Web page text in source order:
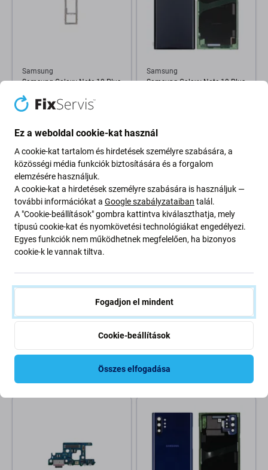
Samsung
Samsung Galaxy Note 10 Plus
Black) - GH98-44506A Genuine
Service Pack
Samsung
Samsung Galaxy Note 10 Plus
RENDELÉSRE
N970F, 10 Plus N975F -
Érintőceruzák (Silver) - GH82-
Samsung
N975F - Hátlapi Kameralencse
Üveg
Ez a weboldal cookie-kat használ
A cookie-kat tartalom és hirdetések személyre szabására, a
közösségi média funkciók biztosítására és a forgalom
elemzésére használjuk.
A cookie-kat a hirdetések személyre szabására is használjuk —
további információkat a Google szabályzataiban talál.
A "Cookie-beállítások" gombra kattintva kiválaszthatja, mely
típusú cookie-kat és nyomkövetési technológiákat engedélyezi.
Egyes funkciók nem működhetnek megfelelően, ha bizonyos
cookie-k le vannak tiltva.
Fogadjon el mindent
Cookie-beállítások
Összes elfogadása